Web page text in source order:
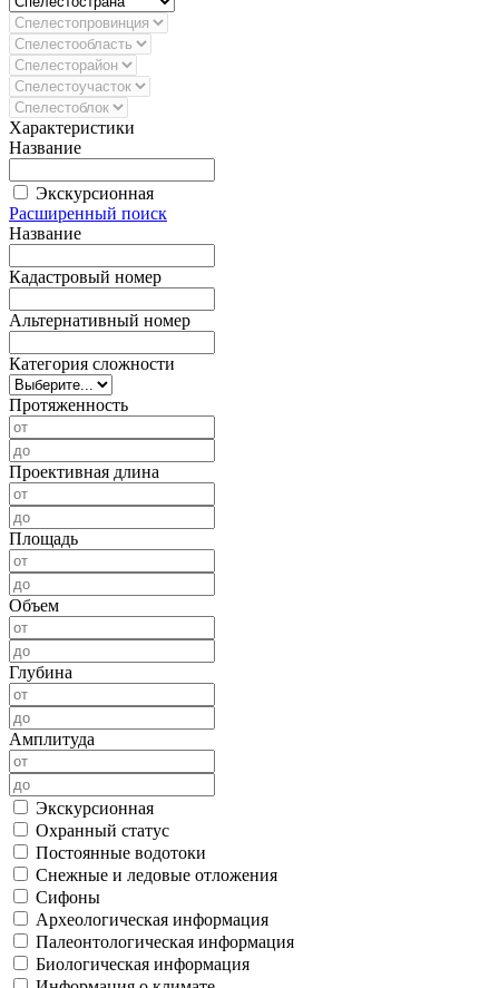
Характеристики
Название
Экскурсионная
Расширенный поиск
Название
Кадастровый номер
Альтернативный номер
Категория сложности
Протяженность
Проективная длина
Площадь
Объем
Глубина
Амплитуда
Экскурсионная
Охранный статус
Постоянные водотоки
Снежные и ледовые отложения
Сифоны
Археологическая информация
Палеонтологическая информация
Биологическая информация